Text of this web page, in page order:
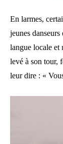
En larmes,
jeunes
langue locale et
levé à son tour,
leur dire : «